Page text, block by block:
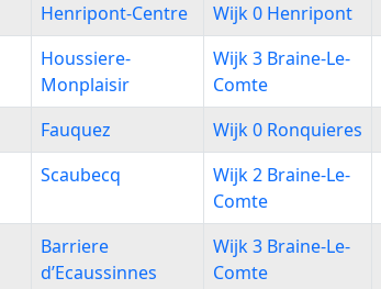
Henripont-Centre Wijk 0 Henripont
Houssiere-
Monplaisir
Wijk 3 Braine-Le-
Comte
Fauquez Wijk 0 Ronquieres
Scaubecq
Wijk 2 Braine-Le-
Comte
Barriere
d’Ecaussinnes
Wijk 3 Braine-Le-
Comte